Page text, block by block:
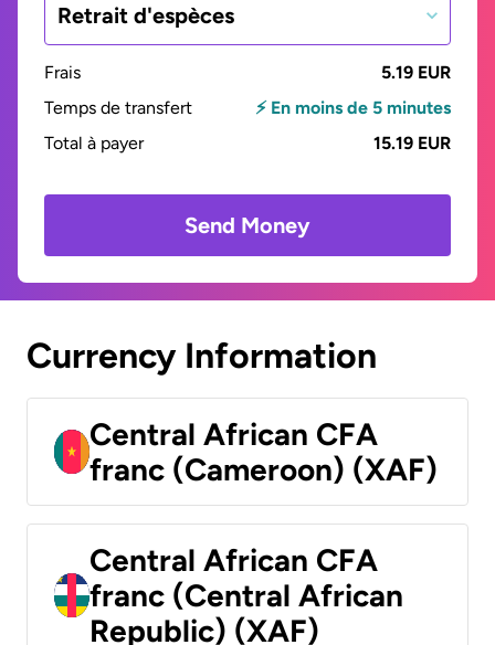
Retrait d'espèces
Frais
5.19 EUR
Temps de transfert
⚡ En moins de 5 minutes
Total à payer
15.19 EUR
Send Money
Currency Information
Central African CFA
franc (Cameroon) (XAF)
Central African CFA
franc (Central African
Republic) (XAF)